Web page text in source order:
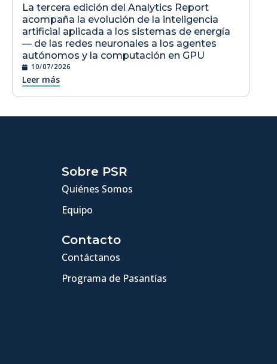
La tercera edición del Analytics Report
acompaña la evolución de la inteligencia
artificial aplicada a los sistemas de energía
— de las redes neuronales a los agentes
autónomos y la computación en GPU
10/07/2026
Leer más
Sobre PSR
Quiénes Somos
Equipo
Contacto
Contáctanos
Programa de Pasantías